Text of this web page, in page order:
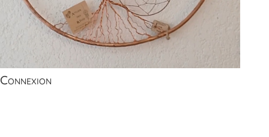
Connexion